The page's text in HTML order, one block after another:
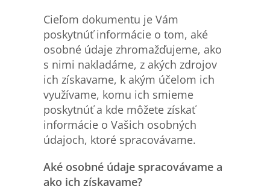
Cieľom dokumentu je Vám
poskytnúť informácie o tom, aké
osobné údaje zhromažďujeme, ako
s nimi nakladáme, z akých zdrojov
ich získavame, k akým účelom ich
využívame, komu ich smieme
poskytnúť a kde môžete získať
informácie o Vašich osobných
údajoch, ktoré spracovávame.
Aké osobné údaje spracovávame a
ako ich získavame?